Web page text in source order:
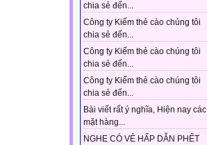
chia sẻ đến...
Công ty Kiếm thẻ cào chúng tôi
chia sẻ đến...
Công ty Kiếm thẻ cào chúng tôi
chia sẻ đến...
Công ty Kiếm thẻ cào chúng tôi
chia sẻ đến...
Bài viết rất ý nghĩa, Hiện nay các
mặt hàng...
NGHE CÓ VẺ HẤP DẪN PHẾT